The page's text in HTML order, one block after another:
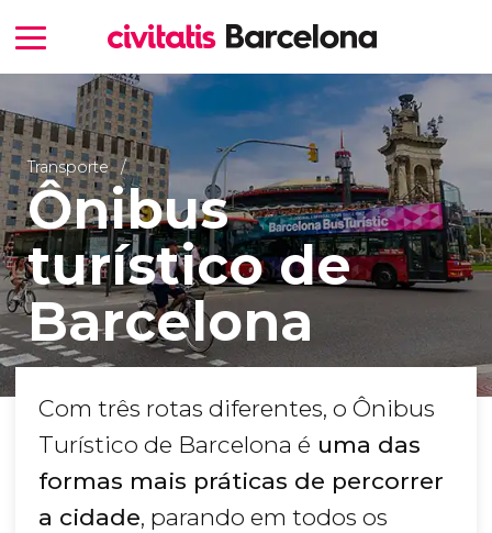
Transporte
Ônibus
turístico de
Barcelona
Com três rotas diferentes, o Ônibus
Turístico de Barcelona é uma das
formas mais práticas de percorrer
a cidade, parando em todos os